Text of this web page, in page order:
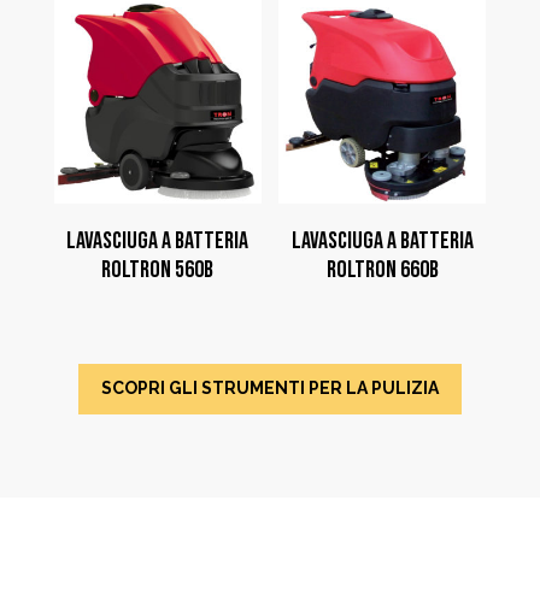
LAVASCIUGA A BATTERIA
ROLTRON 560B
LAVASCIUGA A BATTERIA
ROLTRON 660B
SCOPRI GLI STRUMENTI PER LA PULIZIA